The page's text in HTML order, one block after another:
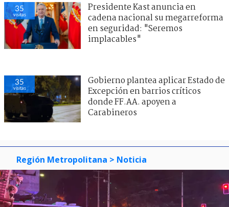
35
visitas
Presidente Kast anuncia en
cadena nacional su megarreforma
en seguridad: "Seremos
implacables"
35
visitas
Gobierno plantea aplicar Estado de
Excepción en barrios críticos
donde FF.AA. apoyen a
Carabineros
Región Metropolitana > Noticia